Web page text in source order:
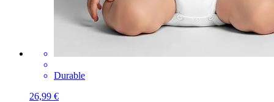
Durable
26,99 €